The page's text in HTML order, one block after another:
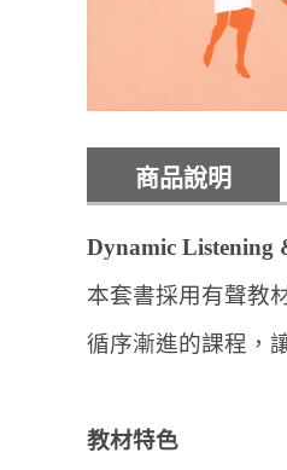
商品說明
Dynamic Listening
本套書採用有聲教
循序漸進的課程，
教材特色